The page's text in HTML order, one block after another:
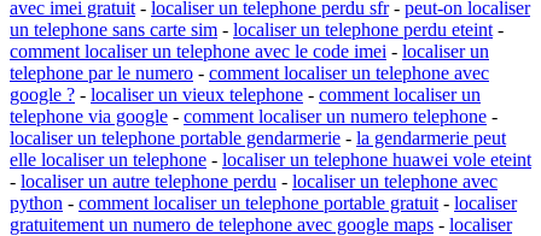
avec imei gratuit - localiser un telephone perdu sfr- peut-on localiser
un telephone sans carte sim - localiser un telephone perdu eteint -
comment localiser un telephone avec le code imei - localiser un
telephone par le numero - comment localiser un telephone avec
google ? - localiser un vieux telephone - comment localiser un
telephone via google - comment localiser un numero telephone -
localiser un telephone portable gendarmerie - la gendarmerie peut
elle localiser un telephone - localiser un telephone huawei vole eteint
- localiser un autre telephone perdu - localiser un telephone avec
python - comment localiser un telephone portable gratuit - localiser
gratuitement un numero de telephone avec google maps - localiser